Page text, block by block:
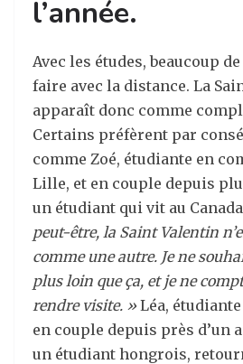
l’année.
Avec les études, beaucoup
faire avec la distance. La
apparaît donc comme
Certains préfèrent par
comme Zoé, étudiante en
Lille, et en couple depuis
un étudiant qui vit au
peut-être, la Saint Valentin
comme une autre. Je ne
plus loin que ça, et je ne
rendre visite. »Léa,
en couple depuis près d’un
un étudiant hongrois,